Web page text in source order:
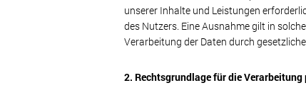
unserer Inhalte und Leistungen
des Nutzers. Eine Ausnahme gilt in
Verarbeitung der Daten durch
2. Rechtsgrundlage für die Verarbeitung